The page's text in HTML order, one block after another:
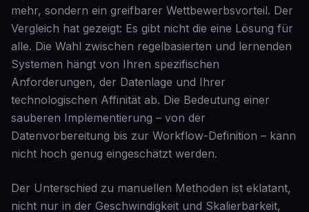
mehr, sondern ein greifbarer Wettbewerbsvorteil. Der
Vergleich hat gezeigt: Es gibt nicht die eine Lösung für
alle. Die Wahl zwischen regelbasierten und lernenden
Systemen hängt von Ihren spezifischen
Anforderungen, der Datenlage und Ihrer
technologischen Affinität ab. Die Bedeutung einer
sauberen Implementierung – von der
Datenvorbereitung bis zur Workflow-Definition – kann
nicht hoch genug eingeschätzt werden.
Der Unterschied zu manuellen Methoden ist eklatant,
nicht nur in der Geschwindigkeit und Skalierbarkeit,